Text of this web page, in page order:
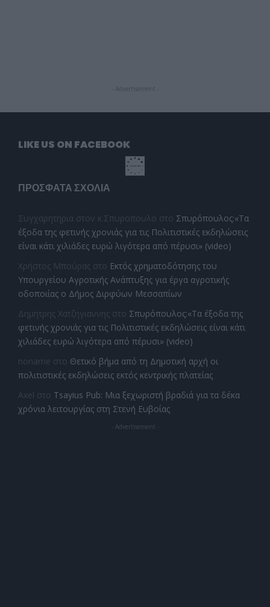
- Advertisement -
LIKE US ON FACEBOOK
ΠΡΌΣΦΑΤΑ ΣΧΌΛΙΑ
Συγχαρητηρια στον κ.Σπυροπουλο στο Σπυρόπουλος:«Τα
έξοδα της φετινής χρονιάς για τις Πολιτιστικές εκδηλώσεις
είναι κάτι χιλιάδες ευρώ λιγότερα από πέρυσι» (video)
Χρήστος Μπούρας στο Εκτός χρηματοδότησης του
Υπουργείου Αγροτικής Ανάπτυξης για έργα αγροτικής
οδοποιίας ο Δήμος Διρφύων Μεσσαπίων
Δημητρης Χατζηγιαννης στο Σπυρόπουλος:«Τα έξοδα της
φετινής χρονιάς για τις Πολιτιστικές εκδηλώσεις είναι κάτι
χιλιάδες ευρώ λιγότερα από πέρυσι» (video)
noname στο Θετικό βήμα από τη Δημοτική αρχή οι
πολιτιστικές εκδηλώσεις εκτός κεντρικής πλατείας
Axel στο Tsayius Pub: Μια ξεχωριστή βραδιά για τα δέκα
χρόνια λειτουργίας στη Στενή Ευβοίας
- Advertisement -